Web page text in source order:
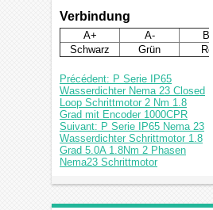
Verbindung
A+ A-
Schwarz
Grün
Précédent: P Serie IP65
Wasserdichter Nema 23 Closed
Loop Schrittmotor 2 Nm 1.8
Grad mit Encoder 1000CPR
Suivant: P Serie IP65 Nema 23
Wasserdichter Schrittmotor 1.8
Grad 5.0A 1.8Nm 2 Phasen
Nema23 Schrittmotor